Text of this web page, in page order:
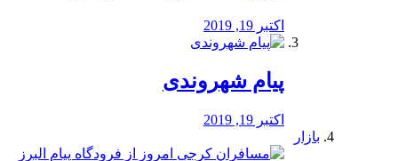
اکتبر 19, 2019
پیام شهروندی
اکتبر 19, 2019
بازار